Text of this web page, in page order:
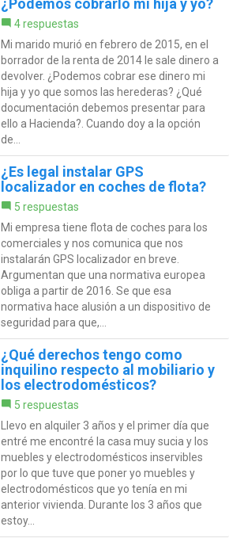
4 respuestas
Mi marido murió en febrero de 2015, en el
borrador de la renta de 2014 le sale dinero a
devolver. ¿Podemos cobrar ese dinero mi
hija y yo que somos las herederas? ¿Qué
documentación debemos presentar para
ello a Hacienda?. Cuando doy a la opción
de...
¿Es legal instalar GPS
localizador en coches de flota?
5 respuestas
Mi empresa tiene flota de coches para los
comerciales y nos comunica que nos
instalarán GPS localizador en breve.
Argumentan que una normativa europea
obliga a partir de 2016. Se que esa
normativa hace alusión a un dispositivo de
seguridad para que,...
¿Qué derechos tengo como
inquilino respecto al mobiliario y
los electrodomésticos?
5 respuestas
Llevo en alquiler 3 años y el primer día que
entré me encontré la casa muy sucia y los
muebles y electrodomésticos inservibles
por lo que tuve que poner yo muebles y
electrodomésticos que yo tenía en mi
anterior vivienda. Durante los 3 años que
estoy...